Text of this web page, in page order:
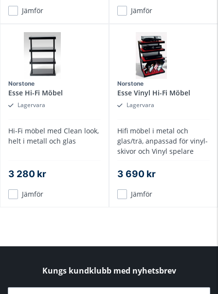
Jämför Jämför
Norstone
Esse Hi-Fi Möbel
Lagervara
Hi-Fi möbel med Clean look,
helt i metall och glas
3 280 kr
Jämför
Norstone
Esse Vinyl Hi-Fi Möbel
Lagervara
Hifi möbel i metal och
glas/trä, anpassad för vinyl-
skivor och Vinyl spelare
3 690 kr
Jämför
Kungs kundklubb med nyhetsbrev